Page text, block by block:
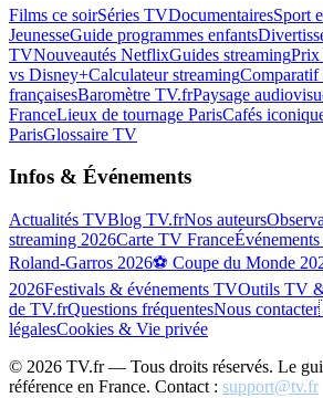
Films ce soirSéries TVDocumentairesSport
JeunesseGuide programmes enfants
TVNouveautés NetflixGuides streamingPrix
vs Disney+Calculateur streaming
françaisesBaromètre TV.frPaysage
FranceLieux de tournage ParisCafés
ParisGlossaire TV
Infos & Événements
Actualités TVBlog TV.frNos auteurs
streaming 2026Carte TV France
Roland-Garros 2026⚽ Coupe du Monde
2026Festivals & événements TVOutils TV
de TV.frQuestions fréquentesNous contacter
légalesCookies & Vie privée
© 2026 TV.fr — Tous droits réservés. Le
référence en France. Contact : support@tv.fr